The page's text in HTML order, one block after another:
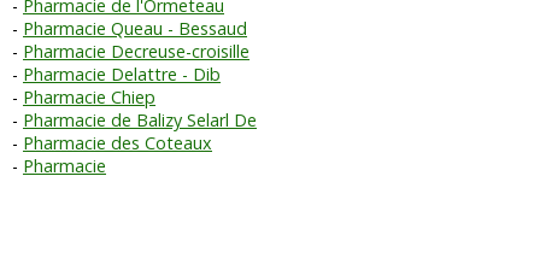
Pharmacie de l'Ormeteau
Pharmacie Queau - Bessaud
Pharmacie Decreuse-croisille
Pharmacie Delattre - Dib
Pharmacie Chiep
Pharmacie de Balizy Selarl De
Pharmacie des Coteaux
Pharmacie